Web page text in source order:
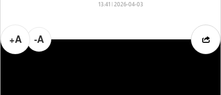
2026-04-03 | 13:41
A-
A+